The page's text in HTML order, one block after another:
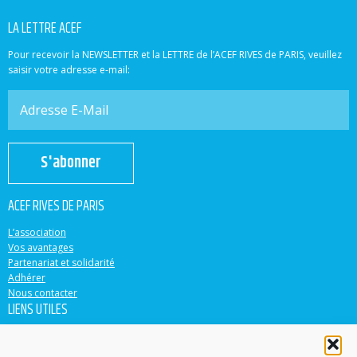
LA LETTRE ACEF
Pour recevoir la NEWSLETTER et la LETTRE de l’ACEF RIVES de PARIS, veuillez
saisir votre adresse e-mail:
S'abonner
ACEF RIVES DE PARIS
L’association
Vos avantages
Partenariat et solidarité
Adhérer
Nous contacter
LIENS UTILES